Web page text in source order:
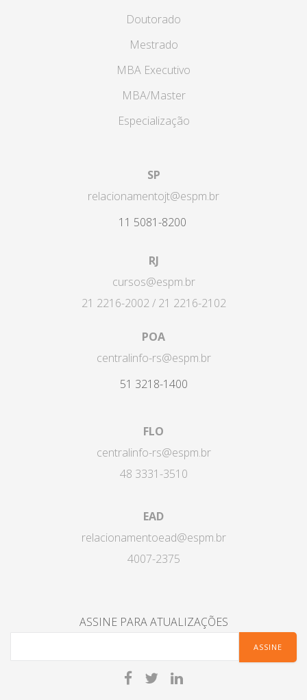
Doutorado
Mestrado
MBA Executivo
MBA/Master
Especialização
SP
relacionamentojt@espm.br
11 5081-8200
RJ
cursos@espm.br
21 2216-2002 / 21 2216-2102
POA
centralinfo-rs@espm.br
51 3218-1400
FLO
centralinfo-rs@espm.br
48 3331-3510
EAD
relacionamentoead@espm.br
4007-2375
ASSINE PARA ATUALIZAÇÕES